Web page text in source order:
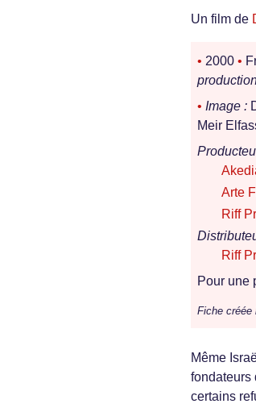
Un film de
• 2000 •
• Image :
Meir
Arte
Riff
Riff
Pour une
Fiche créée
Même
fondateurs
certains